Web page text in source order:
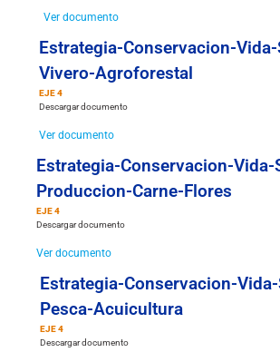
Ver documento
Estrategia-Conservacion-
Vivero-Agroforestal
EJE 4
Descargar documento
Ver documento
Estrategia-Conservacion-
Produccion-Carne-Flores
EJE 4
Descargar documento
Ver documento
Estrategia-Conservacion-
Pesca-Acuicultura
EJE 4
Descargar documento